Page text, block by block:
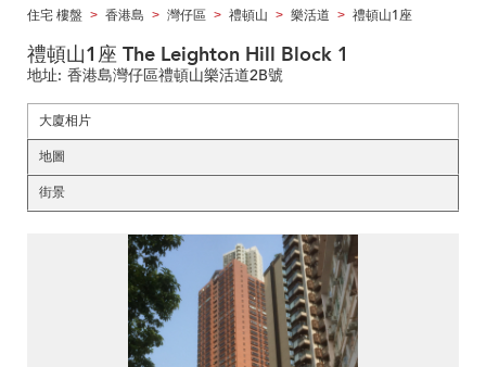
住宅 樓盤 > 香港島 > 灣仔區 > 禮頓山 > 樂活道 > 禮頓山1座
禮頓山1座 The Leighton Hill Block 1
地址: 香港島灣仔區禮頓山樂活道2B號
大廈相片
地圖
街景